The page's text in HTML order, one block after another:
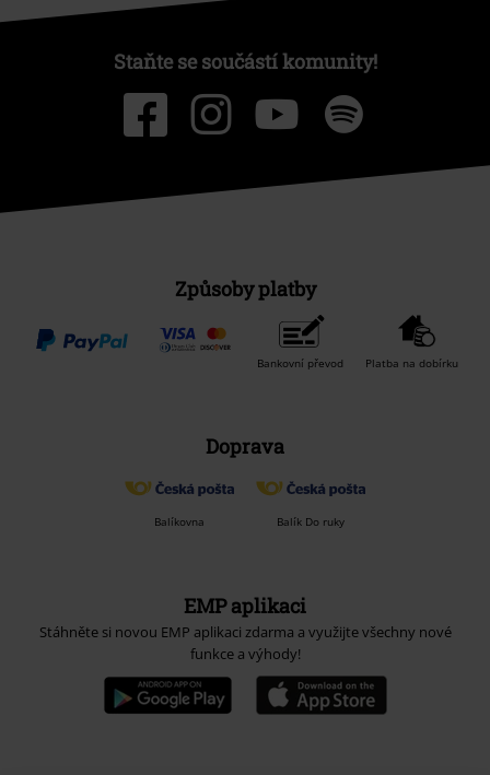
Staňte se součástí komunity!
Způsoby platby
Bankovní převod Platba na dobírku
Doprava
Balíkovna Balík Do ruky
EMP aplikaci
Stáhněte si novou EMP aplikaci zdarma a využijte všechny nové
funkce a výhody!